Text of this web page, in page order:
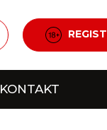
KONTAKT